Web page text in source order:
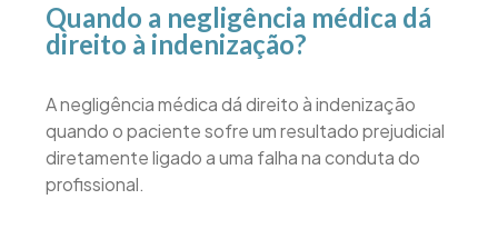
Quando a negligência médica dá
direito à indenização?
A negligência médica dá direito à indenização
quando o paciente sofre um resultado prejudicial
diretamente ligado a uma falha na conduta do
profissional.